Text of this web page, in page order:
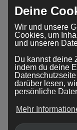
Deine
Wir und unsere
Cookies, um
und unseren
Du kannst deine
indem du deine
darüber lesen,
persönliche
Mehr